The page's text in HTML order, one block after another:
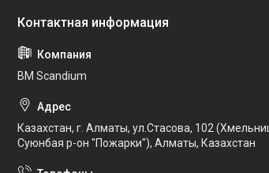
BM Scandium
Казахстан, г. Алматы, ул.Стасова, 102
Суюнбая р-он "Пожарки"), Алматы, Казахстан